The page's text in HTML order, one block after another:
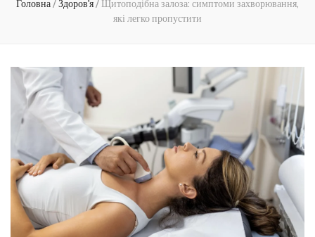
Головна/Здоров'я/Щитоподібна залоза: симптоми захворювання,
які легко пропустити